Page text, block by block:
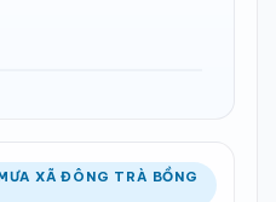
XÃ ĐÔNG TRÀ BỒNG